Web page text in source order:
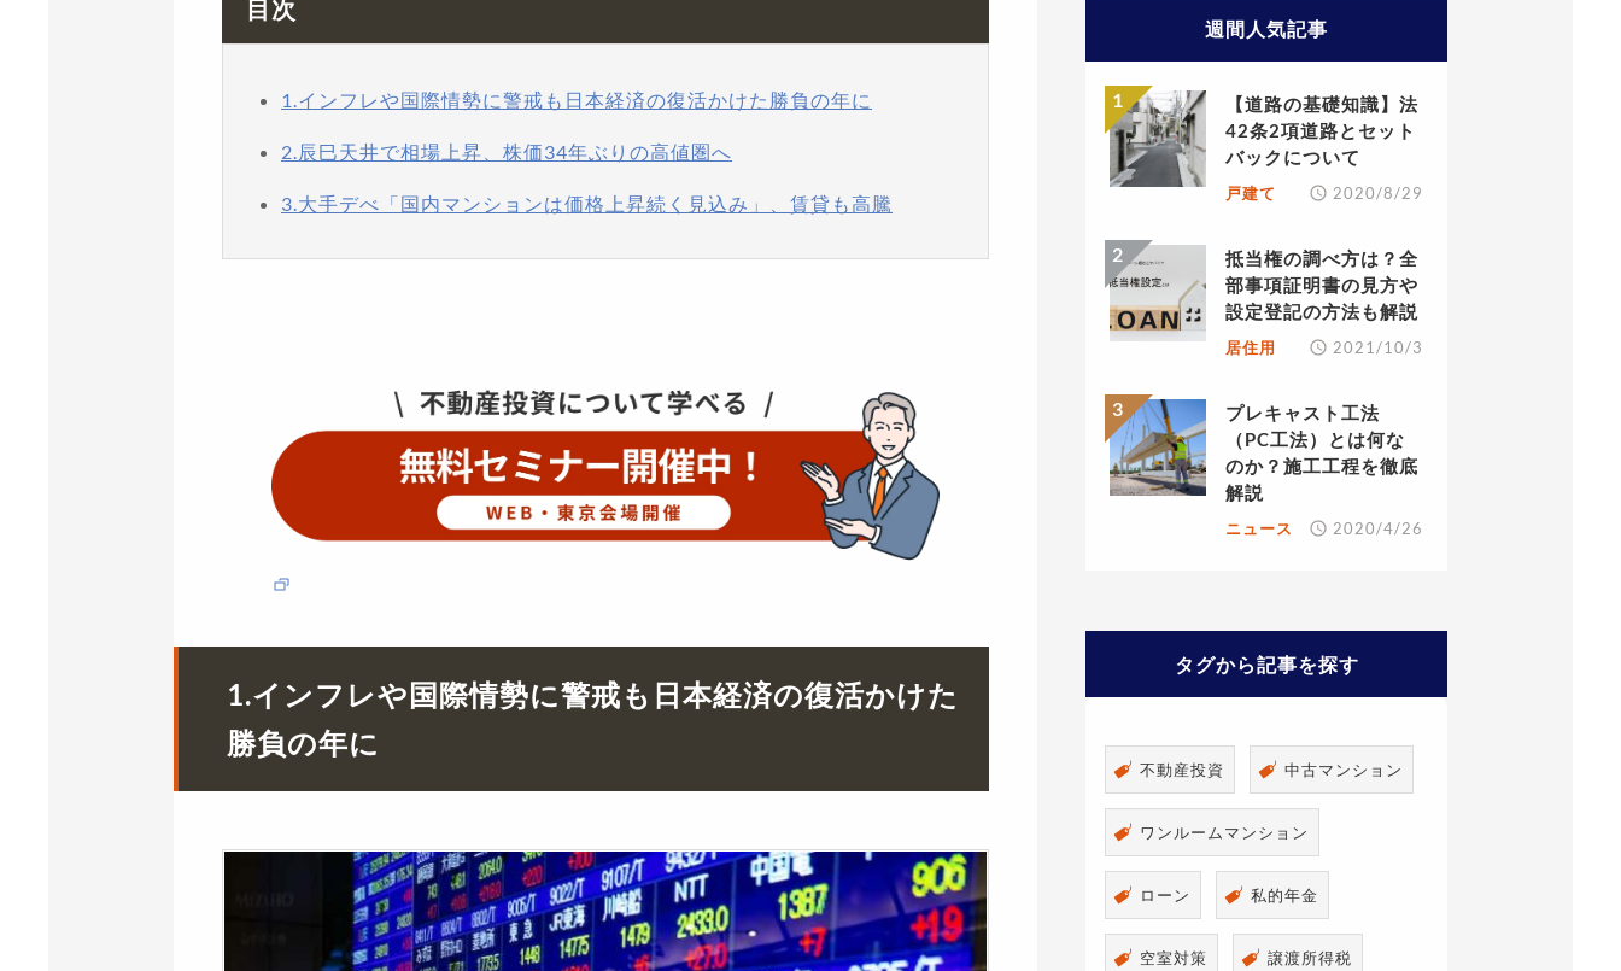
目次
1.インフレや国際情勢に警戒も日本経済の復活かけた勝負の年に
2.辰巳天井で相場上昇、株価34年ぶりの高値圏へ
3.大手デべ「国内マンションは価格上昇続く見込み」、賃貸も高騰
1.インフレや国際情勢に警戒も日本経済の復活かけた
勝負の年に
週間人気記事
【道路の基礎知識】法
42条2項道路とセット
バックについて
戸建て 2020/8/29
抵当権の調べ方は？全
部事項証明書の見方や
設定登記の方法も解説
居住用 2021/10/3
プレキャスト工法
（PC工法）とは何な
のか？施工工程を徹底
解説
ニュース 2020/4/26
タグから記事を探す
不動産投資 中古マンション
ワンルームマンション
ローン 私的年金
空室対策 譲渡所得税